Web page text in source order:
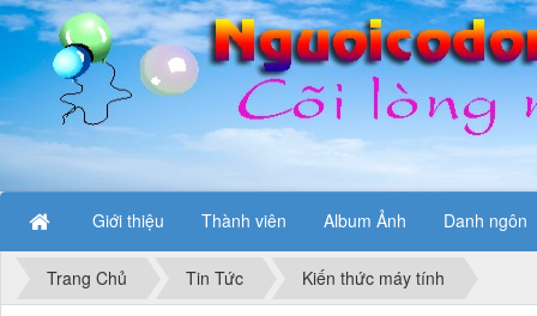
Giới thiệu Thành viên Album Ảnh Danh ngôn
Trang Chủ Tin Tức Kiến thức máy tính